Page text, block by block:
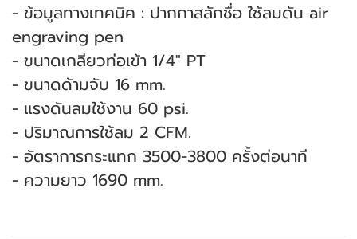
- ข้อมูลทางเทคนิค : ปากกาสลักชื่อ ใช้ลมดัน air
engraving pen
- ขนาดเกลียวท่อเข้า 1/4" PT
- ขนาดด้ามจับ 16 mm.
- แรงดันลมใช้งาน 60 psi.
- ปริมาณการใช้ลม 2 CFM.
- อัตราการกระแทก 3500-3800 ครั้งต่อนาที
- ความยาว 1690 mm.